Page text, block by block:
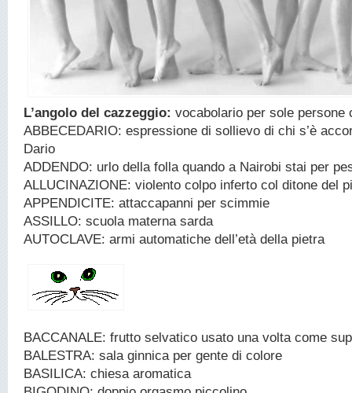
L’angolo del cazzeggio: vocabolario per sole persone
ABBECEDARIO: espressione di sollievo di chi s’è
Dario
ADDENDO: urlo della folla quando a Nairobi stai per
ALLUCINAZIONE: violento colpo inferto col ditone del
APPENDICITE: attaccapanni per scimmie
ASSILLO: scuola materna sarda
AUTOCLAVE: armi automatiche dell’età della pietra
BACCANALE: frutto selvatico usato una volta come
BALESTRA: sala ginnica per gente di colore
BASILICA: chiesa aromatica